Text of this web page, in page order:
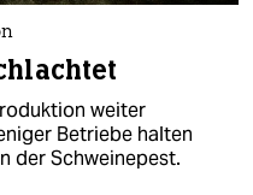
weiter
Betriebe halten
der Schweinepest.